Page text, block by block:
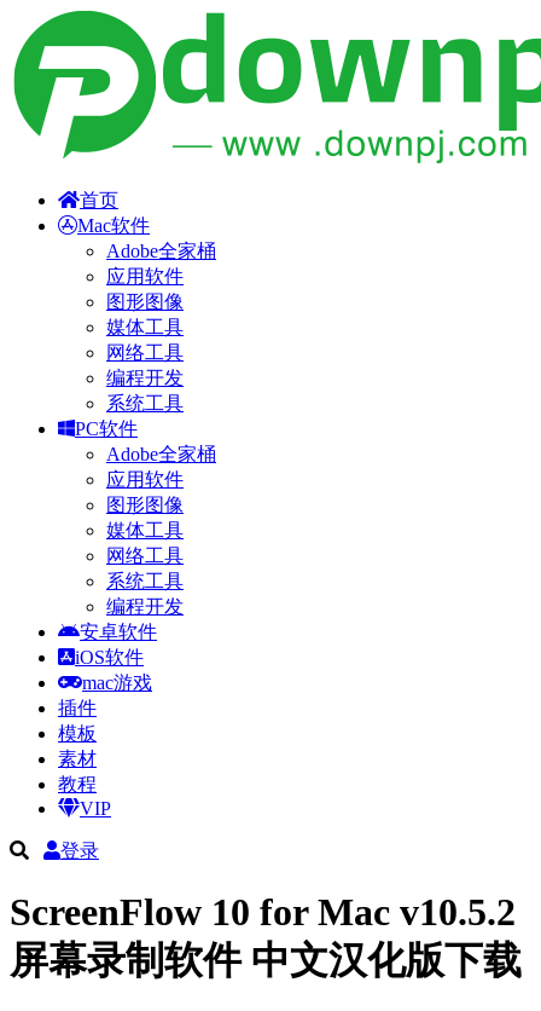
首页
Mac软件
Adobe全家桶
应用软件
图形图像
媒体工具
网络工具
编程开发
系统工具
PC软件
Adobe全家桶
应用软件
图形图像
媒体工具
网络工具
系统工具
编程开发
安卓软件
iOS软件
mac游戏
插件
模板
素材
教程
VIP
登录
ScreenFlow 10 for Mac v10.5.2
屏幕录制软件 中文汉化版下载